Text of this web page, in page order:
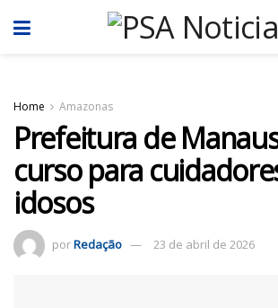
Home Amazonas
Prefeitura de
curso para
idosos
porRedação 23 de abril de 2026